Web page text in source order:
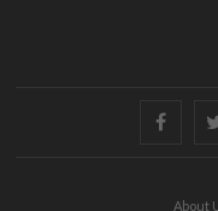
About